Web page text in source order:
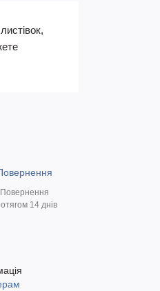
Повернення
14 днів